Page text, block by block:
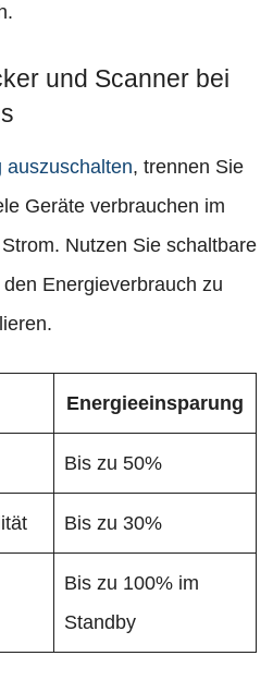
und Scanner bei
auszuschalten, trennen Sie
Geräte verbrauchen im
Nutzen Sie schaltbare
Energieverbrauch zu
Energieeinsparung
Bis zu 50%
Bis zu 30%
Bis zu 100% im
Standby